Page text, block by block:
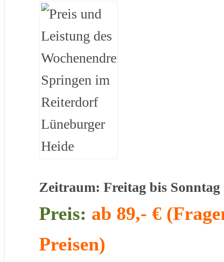
Zeitraum: Freitag bis Sonntag
Preis: ab 89,- €
Preisen)